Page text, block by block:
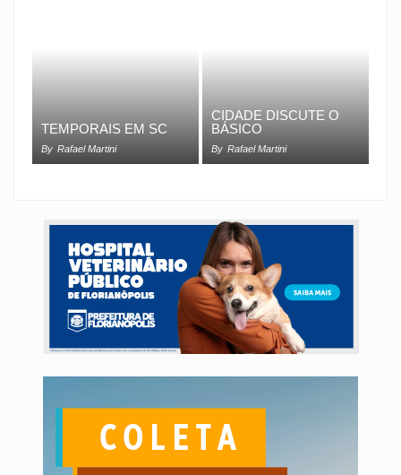
TEMPORAIS EM SC
By Rafael Martini
CIDADE DISCUTE O
BÁSICO
By Rafael Martini